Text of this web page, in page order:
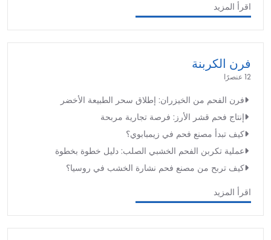
اقرأ المزيد
فرن الكربنة
12 عنصرًا
فرن الفحم من الخيزران: إطلاق سحر الطبيعة الأخضر
إنتاج فحم قشر الأرز: فرصة تجارية مربحة
كيف تبدأ مصنع فحم في زيمبابوي؟
عملية تكربن الفحم الخشبي الصلب: دليل خطوة بخطوة
كيف تربح من مصنع فحم نشارة الخشب في روسيا؟
اقرأ المزيد